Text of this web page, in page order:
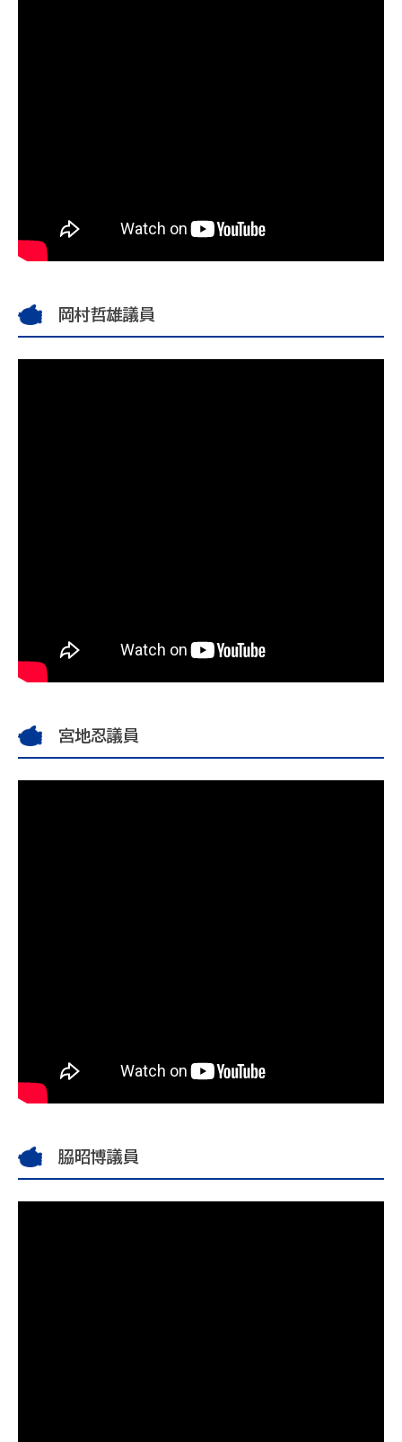
岡村哲雄議員
宮地忍議員
𦚰昭博議員